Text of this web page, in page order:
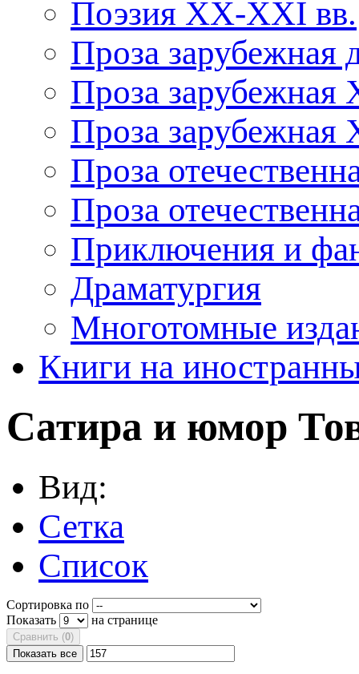
Поэзия XX-XXI вв.
Проза зарубежная
Проза зарубежная
Проза
Проза
Проза
Приключения и
Драматургия
Многотомные
Книги на
Сатира и юмор
Вид:
Сетка
Список
Сортировка по
Показать
на странице
Сравнить (0)
Показать все